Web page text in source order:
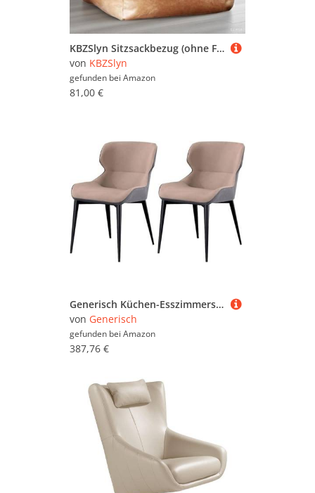
KBZSlyn Sitzsackbezug (ohne Füllung) Sitzsackbezug aus PU-Leder, bequemer Loungesessel for Erwachsene, bequemer Sitzsack ohne Füllung, Couchsofa for Wohnzimmer, Schlafzimmer(Brown)
von KBZSlyn
gefunden bei Amazon
81,00 €
Generisch Küchen-Esszimmerstühle, 2er-Set, wasserfeste Leder-Seitenstühle mit Rahmen aus Kohlenstoffstahl, Loungesessel for das Wohnzimmer(Skin Tone)
von Generisch
gefunden bei Amazon
387,76 €